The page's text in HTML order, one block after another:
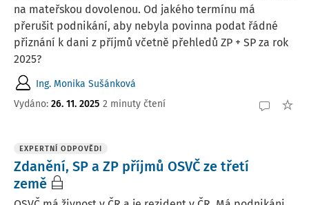
na mateřskou dovolenou. Od jakého termínu má
přerušit podnikání, aby nebyla povinna podat řádné
přiznání k dani z příjmů včetně přehledů ZP + SP za rok
2025?
Ing. Monika Sušánková
Vydáno: 26. 11. 2025 2 minuty čtení
EXPERTNÍ ODPOVĚDI
Zdanění, SP a ZP příjmů OSVČ ze třetí
země